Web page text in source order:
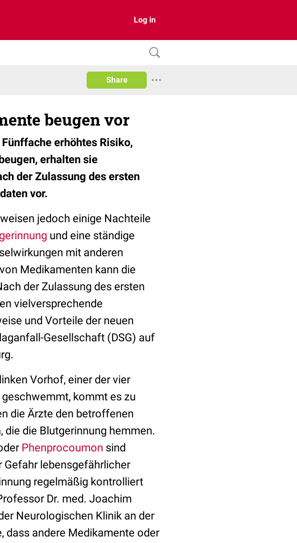
Log in
Share
beugen vor
erhöhtes Risiko,
erhalten sie
der Zulassung des ersten
vor.
jedoch einige Nachteile
und eine ständige
mit anderen
Medikamenten kann die
der Zulassung des ersten
vielversprechende
und Vorteile der neuen
Gesellschaft (DSG) auf
Vorhof, einer der vier
kommt es zu
die Ärzte den betroffenen
die Blutgerinnung hemmen.
Phenprocoumon sind
Gefahr lebensgefährlicher
regelmäßig kontrolliert
Dr. med. Joachim
Neurologischen Klinik an der
dass andere Medikamente oder